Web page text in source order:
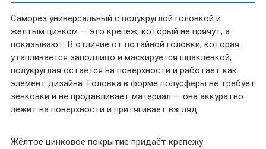
Саморез универсальный с полукруглой головкой и
жёлтым цинком — это крепёж, который не прячут, а
показывают. В отличие от потайной головки, которая
утапливается заподлицо и маскируется шпаклёвкой,
полукруглая остаётся на поверхности и работает как
элемент дизайна. Головка в форме полусферы не требует
зенковки и не продавливает материал — она аккуратно
лежит на поверхности и притягивает взгляд.
Жёлтое цинковое покрытие придаёт крепежу